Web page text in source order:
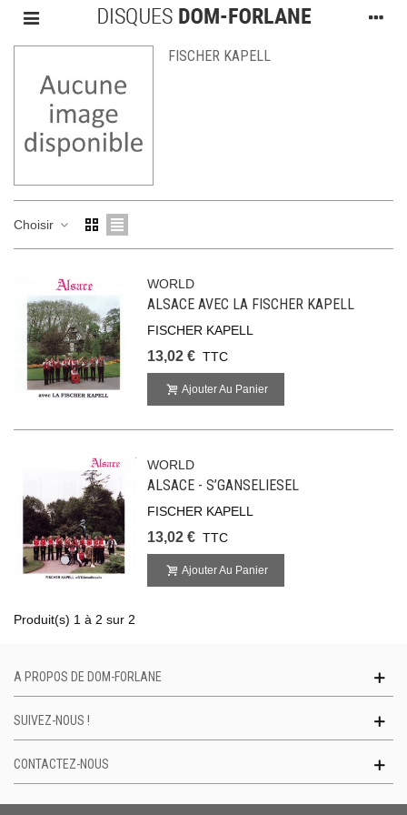
FISCHER KAPELL
Choisir
WORLD
ALSACE AVEC LA FISCHER KAPELL
FISCHER KAPELL
13,02 € TTC
Ajouter Au Panier
WORLD
ALSACE - S’GANSELIESEL
FISCHER KAPELL
13,02 € TTC
Ajouter Au Panier
Produit(s) 1 à 2 sur 2
A PROPOS DE DOM-FORLANE
SUIVEZ-NOUS !
CONTACTEZ-NOUS